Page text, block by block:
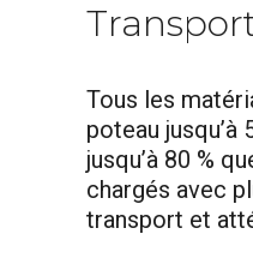
Tous les
poteau
jusqu’à 80 %
chargés avec
transport et